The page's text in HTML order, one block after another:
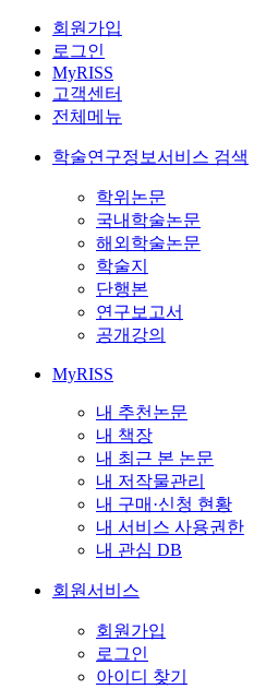
회원가입
로그인
MyRISS
고객센터
전체메뉴
학술연구정보서비스 검색
학위논문
국내학술논문
해외학술논문
학술지
단행본
연구보고서
공개강의
MyRISS
내 추천논문
내 책장
내 최근 본 논문
내 저작물관리
내 구매·신청 현황
내 서비스 사용권한
내 관심 DB
회원서비스
회원가입
로그인
아이디 찾기